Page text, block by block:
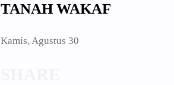
TANAH WAKAF
Kamis, Agustus 30